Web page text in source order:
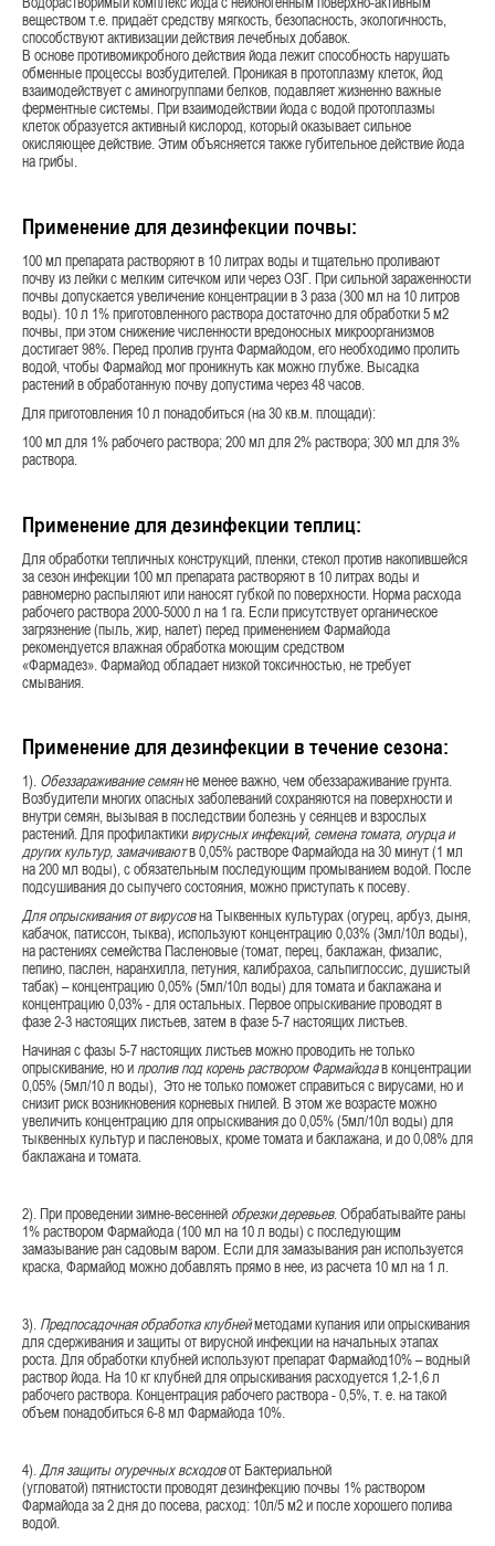
веществом т.е. придаёт средству мягкость, безопасность, экологичность,
способствуют активизации действия лечебных добавок.
В основе противомикробного действия йода лежит способность нарушать
обменные процессы возбудителей. Проникая в протоплазму клеток, йод
взаимодействует с аминогруппами белков, подавляет жизненно важные
ферментные системы. При взаимодействии йода с водой протоплазмы
клеток образуется активный кислород, который оказывает сильное
окисляющее действие. Этим объясняется также губительное действие йода
на грибы.
Применение для дезинфекции почвы:
100 мл препарата растворяют в 10 литрах воды и тщательно проливают
почву из лейки с мелким ситечком или через ОЗГ. При сильной зараженности
почвы допускается увеличение концентрации в 3 раза (300 мл на 10 литров
воды). 10 л 1% приготовленного раствора достаточно для обработки 5 м2
почвы, при этом снижение численности вредоносных микроорганизмов
достигает 98%. Перед пролив грунта Фармайодом, его необходимо пролить
водой, чтобы Фармайод мог проникнуть как можно глубже. Высадка
растений в обработанную почву допустима через 48 часов.
Для приготовления 10 л понадобиться (на 30 кв.м. площади):
100 мл для 1% рабочего раствора; 200 мл для 2% раствора; 300 мл для 3%
раствора.
Применение для дезинфекции теплиц:
Для обработки тепличных конструкций, пленки, стекол против накопившейся
за сезон инфекции 100 мл препарата растворяют в 10 литрах воды и
равномерно распыляют или наносят губкой по поверхности. Норма расхода
рабочего раствора 2000-5000 л на 1 га. Если присутствует органическое
загрязнение (пыль, жир, налет) перед применением Фармайода
рекомендуется влажная обработка моющим средством
«Фармадез». Фармайод обладает низкой токсичностью, не требует
смывания.
Применение для дезинфекции в течение сезона:
1). Обеззараживание семянне менее важно, чем обеззараживание грунта.
Возбудители многих опасных заболеваний сохраняются на поверхности и
внутри семян, вызывая в последствии болезнь у сеянцев и взрослых
растений. Для профилактики вирусных инфекций, семена томата, огурца и
других культур, замачиваютв 0,05% растворе Фармайода на 30 минут (1 мл
на 200 мл воды), с обязательным последующим промыванием водой. После
подсушивания до сыпучего состояния, можно приступать к посеву.
Для опрыскивания от вирусовна Тыквенных культурах (огурец, арбуз, дыня,
кабачок, патиссон, тыква), используют концентрацию 0,03% (3мл/10л воды),
на растениях семейства Пасленовые (томат, перец, баклажан, физалис,
пепино, паслен, наранхилла, петуния, калибрахоа, сальпиглоссис, душистый
табак) – концентрацию 0,05% (5мл/10л воды) для томата и баклажана и
концентрацию 0,03% - для остальных. Первое опрыскивание проводят в
фазе 2-3 настоящих листьев, затем в фазе 5-7 настоящих листьев.
Начиная с фазы 5-7 настоящих листьев можно проводить не только
опрыскивание, но и пролив под корень раствором Фармайодав концентрации
0,05% (5мл/10 л воды), Это не только поможет справиться с вирусами, но и
снизит риск возникновения корневых гнилей. В этом же возрасте можно
увеличить концентрацию для опрыскивания до 0,05% (5мл/10л воды) для
тыквенных культур и пасленовых, кроме томата и баклажана, и до 0,08% для
баклажана и томата.
2). При проведении зимне-весенней обрезки деревьев. Обрабатывайте раны
1% раствором Фармайода (100 мл на 10 л воды) с последующим
замазывание ран садовым варом. Если для замазывания ран используется
краска, Фармайод можно добавлять прямо в нее, из расчета 10 мл на 1 л.
3). Предпосадочная обработка клубнейметодами купания или опрыскивания
для сдерживания и защиты от вирусной инфекции на начальных этапах
роста. Для обработки клубней используют препарат Фармайод10% – водный
раствор йода. На 10 кг клубней для опрыскивания расходуется 1,2-1,6 л
рабочего раствора. Концентрация рабочего раствора - 0,5%, т. е. на такой
объем понадобиться 6-8 мл Фармайода 10%.
4).Для защиты огуречных всходовот Бактериальной
(угловатой) пятнистости проводят дезинфекцию почвы 1% раствором
Фармайода за 2 дня до посева, расход: 10л/5 м2 и после хорошего полива
водой.